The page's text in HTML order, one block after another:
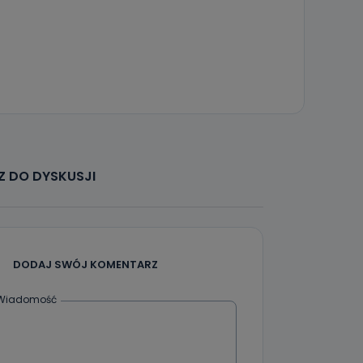
ze
DO DYSKUSJI
DODAJ SWÓJ KOMENTARZ